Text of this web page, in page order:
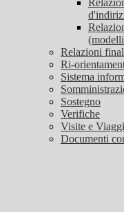
Relazioni
Ri-
Sistema
Sostegno
Verifiche
Visite e Viaggi
Documenti